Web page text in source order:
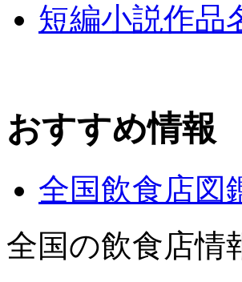
短編小説作品
おすすめ情報
全国飲食店図
全国の飲食店情